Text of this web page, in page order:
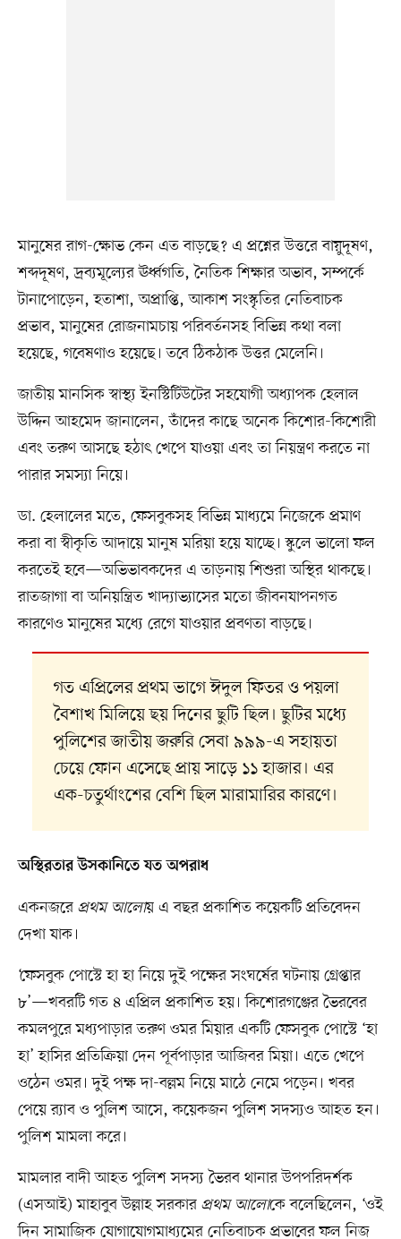
মানুষের রাগ-ক্ষোভ কেন এত বাড়ছে? এ প্রশ্নের উত্তরে বায়ুদূষণ,
শব্দদূষণ, দ্রব্যমূল্যের ঊর্ধ্বগতি, নৈতিক শিক্ষার অভাব, সম্পর্কে
টানাপোড়েন, হতাশা, অপ্রাপ্তি, আকাশ সংস্কৃতির নেতিবাচক
প্রভাব, মানুষের রোজনামচায় পরিবর্তনসহ বিভিন্ন কথা বলা
হয়েছে, গবেষণাও হয়েছে। তবে ঠিকঠাক উত্তর মেলেনি।
জাতীয় মানসিক স্বাস্থ্য ইনস্টিটিউটের সহযোগী অধ্যাপক হেলাল
উদ্দিন আহমেদ জানালেন, তাঁদের কাছে অনেক কিশোর-কিশোরী
এবং তরুণ আসছে হঠাৎ খেপে যাওয়া এবং তা নিয়ন্ত্রণ করতে না
পারার সমস্যা নিয়ে।
ডা. হেলালের মতে, ফেসবুকসহ বিভিন্ন মাধ্যমে নিজেকে প্রমাণ
করা বা স্বীকৃতি আদায়ে মানুষ মরিয়া হয়ে যাচ্ছে। স্কুলে ভালো ফল
করতেই হবে—অভিভাবকদের এ তাড়নায় শিশুরা অস্থির থাকছে।
রাতজাগা বা অনিয়ন্ত্রিত খাদ্যাভ্যাসের মতো জীবনযাপনগত
কারণেও মানুষের মধ্যে রেগে যাওয়ার প্রবণতা বাড়ছে।
গত এপ্রিলের প্রথম ভাগে ঈদুল ফিতর ও পয়লা
বৈশাখ মিলিয়ে ছয় দিনের ছুটি ছিল। ছুটির মধ্যে
পুলিশের জাতীয় জরুরি সেবা ৯৯৯-এ সহায়তা
চেয়ে ফোন এসেছে প্রায় সাড়ে ১১ হাজার। এর
এক-চতুর্থাংশের বেশি ছিল মারামারির কারণে।
অস্থিরতার উসকানিতে যত অপরাধ
একনজরে প্রথম আলোয় এ বছর প্রকাশিত কয়েকটি প্রতিবেদন
দেখা যাক।
‘ফেসবুক পোস্টে হা হা নিয়ে দুই পক্ষের সংঘর্ষের ঘটনায় গ্রেপ্তার
৮’—খবরটি গত ৪ এপ্রিল প্রকাশিত হয়। কিশোরগঞ্জের ভৈরবের
কমলপুরে মধ্যপাড়ার তরুণ ওমর মিয়ার একটি ফেসবুক পোস্টে ‘হা
হা’ হাসির প্রতিক্রিয়া দেন পূর্বপাড়ার আজিবর মিয়া। এতে খেপে
ওঠেন ওমর। দুই পক্ষ দা-বল্লম নিয়ে মাঠে নেমে পড়েন। খবর
পেয়ে র‍্যাব ও পুলিশ আসে, কয়েকজন পুলিশ সদস্যও আহত হন।
পুলিশ মামলা করে।
মামলার বাদী আহত পুলিশ সদস্য ভৈরব থানার উপপরিদর্শক
(এসআই) মাহাবুব উল্লাহ সরকার প্রথম আলোকে বলেছিলেন, ‘ওই
দিন সামাজিক যোগাযোগমাধ্যমের নেতিবাচক প্রভাবের ফল নিজ